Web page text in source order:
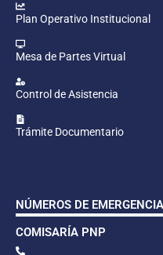
Plan Operativo Institucional
Mesa de Partes Virtual
Control de Asistencia
Trámite Documentario
NÚMEROS DE EMERGENCIA
COMISARÍA PNP